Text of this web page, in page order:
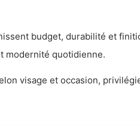
budget, durabilité et
modernité quotidienne.
visage et occasion,